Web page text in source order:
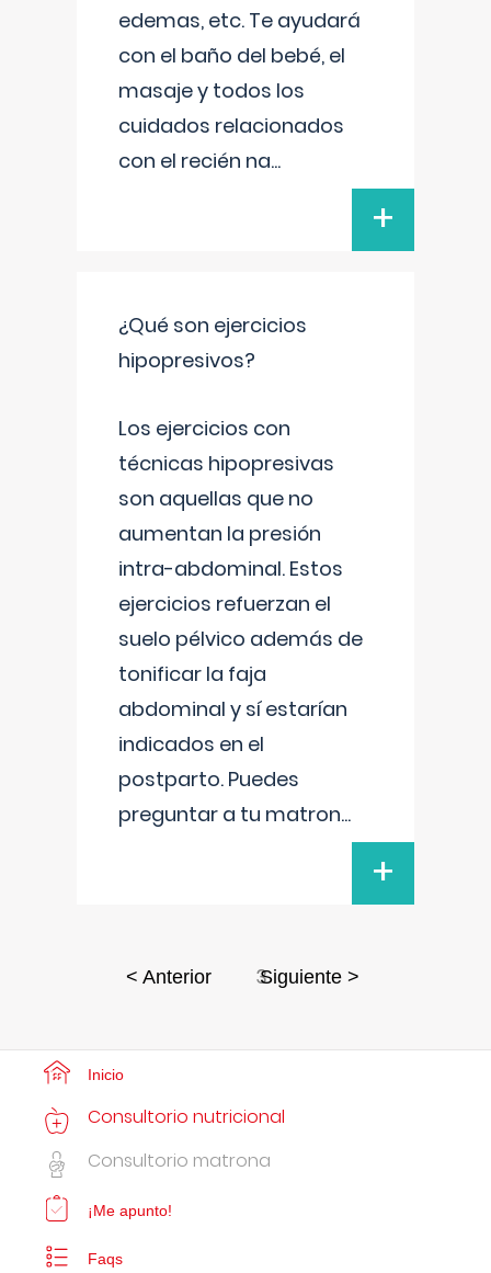
edemas, etc. Te ayudará
con el baño del bebé, el
masaje y todos los
cuidados relacionados
con el recién na...
+
¿Qué son ejercicios
hipopresivos?
Los ejercicios con
técnicas hipopresivas
son aquellas que no
aumentan la presión
intra-abdominal. Estos
ejercicios refuerzan el
suelo pélvico además de
tonificar la faja
abdominal y sí estarían
indicados en el
postparto. Puedes
preguntar a tu matron...
+
< Anterior 3Siguiente >
Inicio
Consultorio nutricional
Consultorio matrona
¡Me apunto!
Faqs